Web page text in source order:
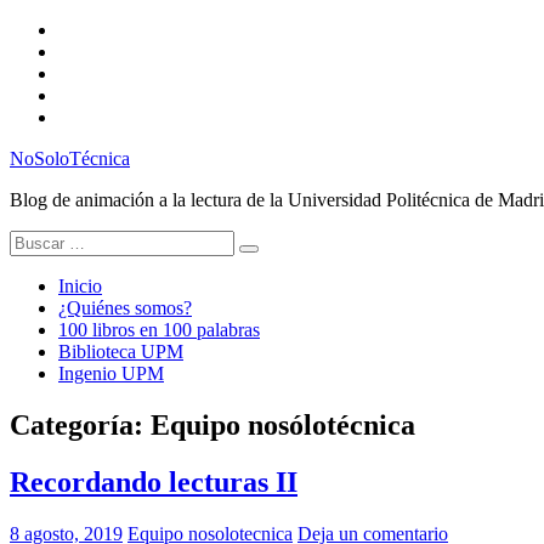
Saltar
contenido
NoSoloTécnica
Blog de animación a la lectura de la Universidad Politécnica de
Buscar:
Inicio
¿Quiénes somos?
100 libros en 100 palabras
Biblioteca UPM
Ingenio UPM
Categoría: Equipo nosólotécnica
Recordando lecturas II
8 agosto, 2019 Equipo nosolotecnica Deja un comentario